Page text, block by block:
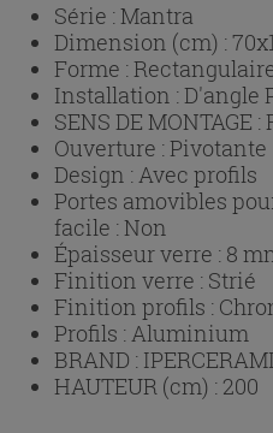
Série :Mantra
Dimension (cm) :
Forme :
Installation :D'angle
SENS DE MONTAGE :
Ouverture :Pivotante
Design :Avec profils
Portes amovibles
facile :Non
Épaisseur verre : 8
Finition verre : Strié
Finition profils :
Profils :Aluminium
BRAND :
HAUTEUR (cm) : 200